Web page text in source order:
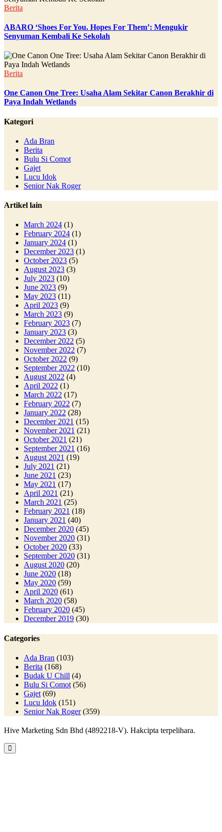
Berita
ABARO ‘Shoes For You. Hopes For Them’: Mengukir
Senyuman Kembali Ke Sekolah
Berita
One Canon One Tree: Usaha Alam Sekitar Canon Berakhir di
Paya Indah Wetlands
Kategori
Ada Bran
Berita
Bulu Si Comot
Gajet
Lucu Idok
Senior Nak Roger
Artikel lain
March 2024 (1)
February 2024 (1)
January 2024 (1)
December 2023 (1)
October 2023 (5)
August 2023 (3)
July 2023 (10)
June 2023 (9)
May 2023 (11)
April 2023 (9)
March 2023 (9)
February 2023 (7)
January 2023 (3)
December 2022 (5)
November 2022 (7)
October 2022 (9)
September 2022 (10)
August 2022 (4)
April 2022 (1)
March 2022 (17)
February 2022 (7)
January 2022 (28)
December 2021 (15)
November 2021 (21)
October 2021 (21)
September 2021 (16)
August 2021 (19)
July 2021 (21)
June 2021 (23)
May 2021 (17)
April 2021 (21)
March 2021 (25)
February 2021 (18)
January 2021 (40)
December 2020 (45)
November 2020 (31)
October 2020 (33)
September 2020 (31)
August 2020 (20)
June 2020 (18)
May 2020 (59)
April 2020 (61)
March 2020 (58)
February 2020 (45)
December 2019 (30)
Categories
Ada Bran (103)
Berita (168)
Budak U Chill (4)
Bulu Si Comot (56)
Gajet (69)
Lucu Idok (151)
Senior Nak Roger(359)
Hive Marketing Sdn Bhd (4892218-V). Hakcipta terpelihara.